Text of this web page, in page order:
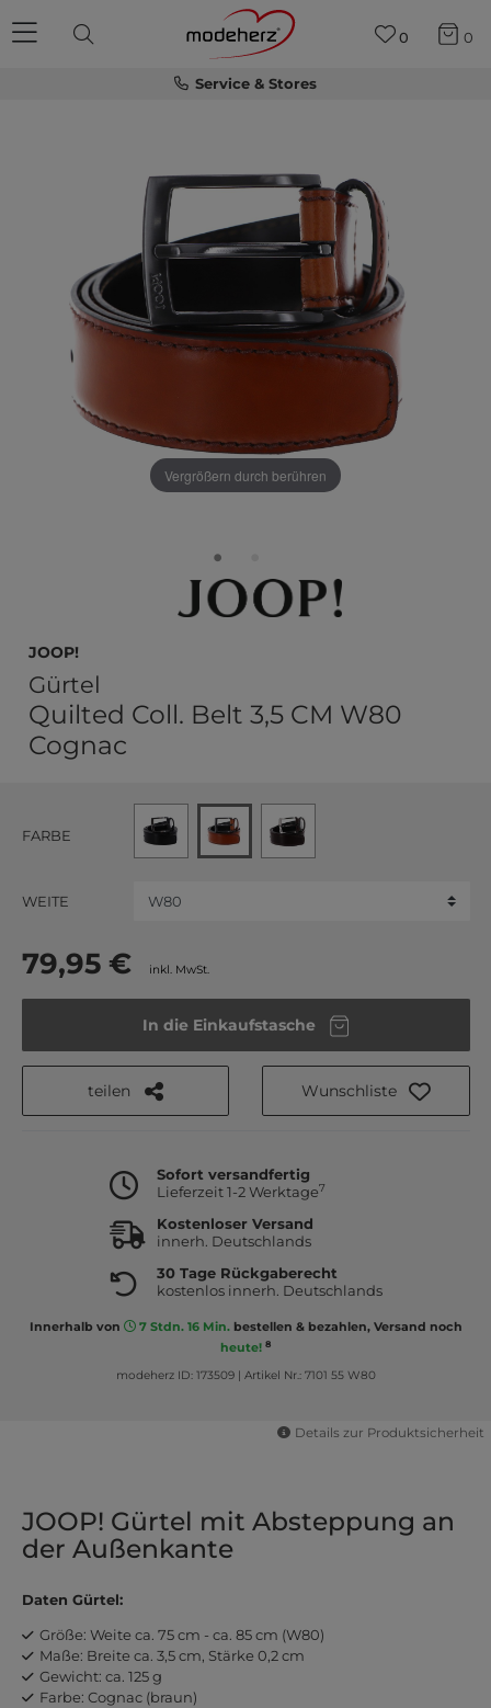
Service & Stores
0 0
Vergrößern durch berühren
JOOP!
Gürtel
Quilted Coll. Belt 3,5 CM W80
Cognac
FARBE
WEITE
79,95 € inkl. MwSt.
In die Einkaufstasche
teilen Wunschliste
Sofort versandfertig
Lieferzeit 1-2 Werktage7
Kostenloser Versand
innerh. Deutschlands
30 Tage Rückgaberecht
kostenlos innerh. Deutschlands
Innerhalb von 7 Stdn. 16 Min.bestellen & bezahlen, Versand noch
heute! 8
modeherz ID: 173509| Artikel Nr.: 7101 55 W80
Details zur Produktsicherheit
JOOP! Gürtel mit Absteppung an
der Außenkante
Daten Gürtel:
Größe: Weite ca. 75 cm - ca. 85 cm (W80)
Maße: Breite ca. 3,5 cm, Stärke 0,2 cm
Gewicht: ca. 125 g
Farbe: Cognac (braun)